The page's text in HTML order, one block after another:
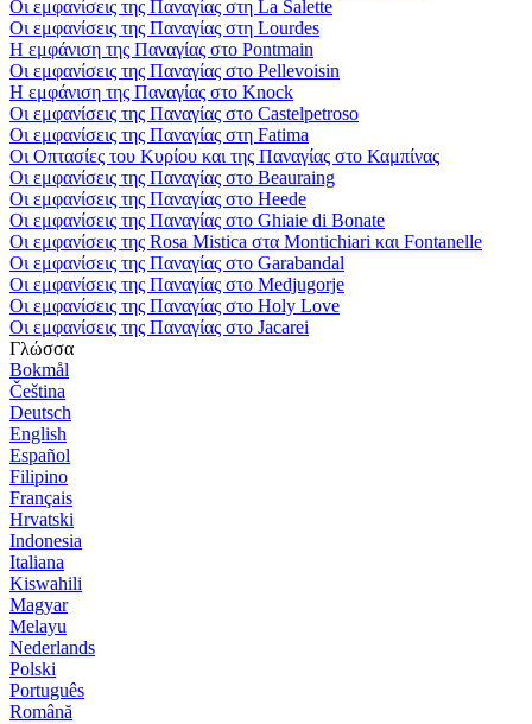
Οι εμφανίσεις της Παναγίας στη La Salette
Οι εμφανίσεις της Παναγίας στη Lourdes
Η εμφάνιση της Παναγίας στο Pontmain
Οι εμφανίσεις της Παναγίας στο Pellevoisin
Η εμφάνιση της Παναγίας στο Knock
Οι εμφανίσεις της Παναγίας στο Castelpetroso
Οι εμφανίσεις της Παναγίας στη Fatima
Οι Οπτασίες του Κυρίου και της Παναγίας στο Καμπίνας
Οι εμφανίσεις της Παναγίας στο Beauraing
Οι εμφανίσεις της Παναγίας στο Heede
Οι εμφανίσεις της Παναγίας στο Ghiaie di Bonate
Οι εμφανίσεις της Rosa Mistica στα Montichiari και Fontanelle
Οι εμφανίσεις της Παναγίας στο Garabandal
Οι εμφανίσεις της Παναγίας στο Medjugorje
Οι εμφανίσεις της Παναγίας στο Holy Love
Οι εμφανίσεις της Παναγίας στο Jacarei
Γλώσσα
Bokmål
Čeština
Deutsch
English
Español
Filipino
Français
Hrvatski
Indonesia
Italiana
Kiswahili
Magyar
Melayu
Nederlands
Polski
Português
Română